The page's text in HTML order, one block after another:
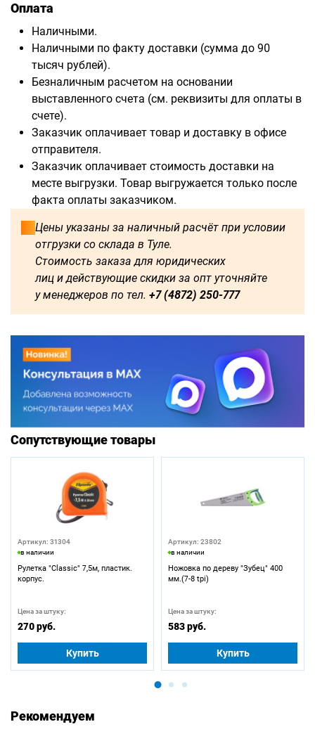
Оплата
Наличными.
Наличными по факту доставки (сумма до 90
тысяч рублей).
Безналичным расчетом на основании
выставленного счета (см. реквизиты для оплаты в
счете).
Заказчик оплачивает товар и доставку в офисе
отправителя.
Заказчик оплачивает стоимость доставки на
месте выгрузки. Товар выгружается только после
факта оплаты заказчиком.
Цены указаны за наличный расчёт при условии
отгрузки со склада в Туле.
Стоимость заказа для юридических
лиц и действующие скидки за опт уточняйте
у менеджеров по тел. +7 (4872) 250-777
Сопутствующие товары
Артикул: 31304
в наличии
Рулетка "Classic" 7,5м, пластик.
корпус.
Цена за штуку:
270 руб.
Купить
Артикул: 23802
в наличии
Ножовка по дереву "Зубец" 400
мм.(7-8 tpi)
Цена за штуку:
583 руб.
Купить
Рекомендуем